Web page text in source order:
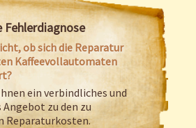
Fehlerdiagnose
ob sich die Reparatur
Kaffeevollautomaten
ein verbindliches und
zu den zu
Reparaturkosten.